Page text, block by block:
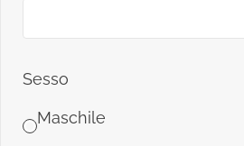
Sesso
Maschile